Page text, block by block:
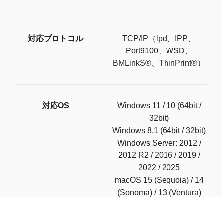
対応プロトコル
TCP/IP（lpd、IPP、
Port9100、WSD、
BMLinkS®、ThinPrint®）
対応OS
Windows 11 / 10 (64bit /
32bit)
Windows 8.1 (64bit / 32bit)
Windows Server: 2012 /
2012 R2 / 2016 / 2019 /
2022 / 2025
macOS 15 (Sequoia) / 14
(Sonoma) / 13 (Ventura)